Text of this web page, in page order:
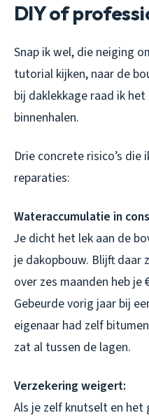
DIY of
Snap ik wel, die neiging
tutorial kijken, naar de
bij daklekkage raad ik
binnenhalen.
Drie concrete risico’s die
reparaties:
Wateraccumulatie in
Je dicht het lek aan de
je dakopbouw. Blijft daar
over zes maanden heb
Gebeurde vorig jaar bij
eigenaar had zelf
zat al tussen de lagen.
Verzekering weigert:
Als je zelf knutselt en het